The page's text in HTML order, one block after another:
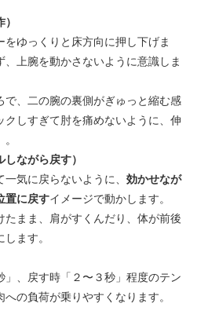
をゆっくりと床方向に押し下げま
上腕を動かさないように意識しま
で、二の腕の裏側がぎゅっと縮む感
クしすぎて肘を痛めないように、伸
ながら戻す）
気に戻らないように、 効かせなが
置に戻すイメージで動かします。
たまま、肩がすくんだり、体が前後
ます。
」、戻す時「２〜３秒」程度のテン
の負荷が乗りやすくなります。